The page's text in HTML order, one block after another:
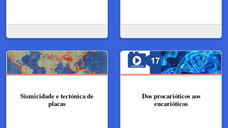
Sismicidade e tectónica de
placas
Dos procarióticos aos
eucarióticos